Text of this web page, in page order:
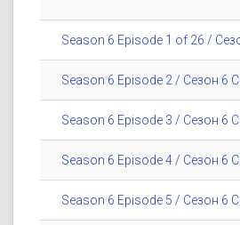
Season 6 Episode 1 of 26 /
Season 6 Episode 2 / Сезон 6
Season 6 Episode 3 / Сезон 6
Season 6 Episode 4 / Сезон 6
Season 6 Episode 5 / Сезон 6